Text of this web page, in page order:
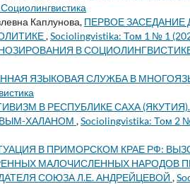
Каплунова, ПЕРВОЕ
,Sociolingvistika: Том 1 № 1
В
ЯЗЫКОВАЯ СЛУЖБА В
В РЕСПУБЛИКЕ САХА
ХАЛАНОМ ,Sociolingvistika: Том 2
В ПРИМОРСКОМ КРАЕ РФ:
МАЛОЧИСЛЕННЫХ НАРОДОВ
СОЮЗА Л.Е. АНДРЕЙЦЕВОЙ ,